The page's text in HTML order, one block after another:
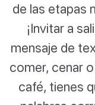
de las etapas
¡Invitar a
mensaje de
comer, cenar
café, tienes